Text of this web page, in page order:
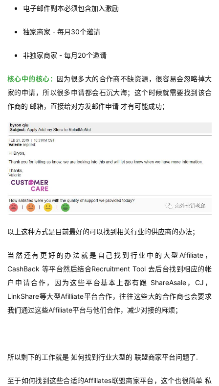
广
运
实
战
享
案
例
拆
盘
C
l
u
干
货
电子邮件副本必须包含加入激励
独家商家 - 每月30个邀请
非独家商家 - 每月20个邀请
核心中的核心： 因为很多大的合作商不缺资源，很容易会忽略掉大
家的申请，所以很多申请都会石沉大海；这个时候就需要找到该合
作商的 邮箱，直接给对方发邮件申请 才有可能成功；
以上这种方式是目前最好的可以找到相关行业的供应商的办法；
当然还有更好的办法就是自己找到行业中的大型Affiliate，
CashBack 等平台然后结合Recruitment Tool 去后台找到相应的帐
户申请合作，因为这些平台基本上都有跟 ShareAsale，CJ，
LinkShare等大型Afilliate平台合作，往往这些大的合作商也会要求
我们通过这些Affiliate平台与他们合作，减少对接的麻烦；
所以剩下的工作就是 如何找到行业大型的 联盟商家平台问题了.
至于如何找到这些合适的Affiliates联盟商家平台，这个也很简单 私